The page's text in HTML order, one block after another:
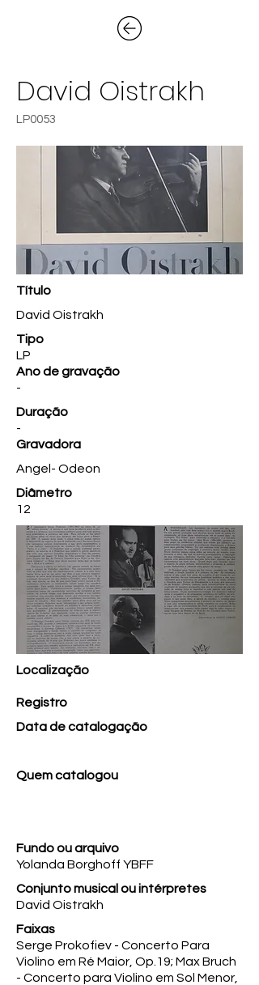
David Oistrakh
LP0053
Título
David Oistrakh
Tipo
LP
Ano de gravação
-
Duração
-
Gravadora
Angel- Odeon
Diâmetro
12
Localização
Registro
Data de catalogação
Quem catalogou
Fundo ou arquivo
Yolanda Borghoff YBFF
Conjunto musical ou intérpretes
David Oistrakh
Faixas
Serge Prokofiev - Concerto Para
Violino em Ré Maior, Op.19; Max Bruch
- Concerto para Violino em Sol Menor,